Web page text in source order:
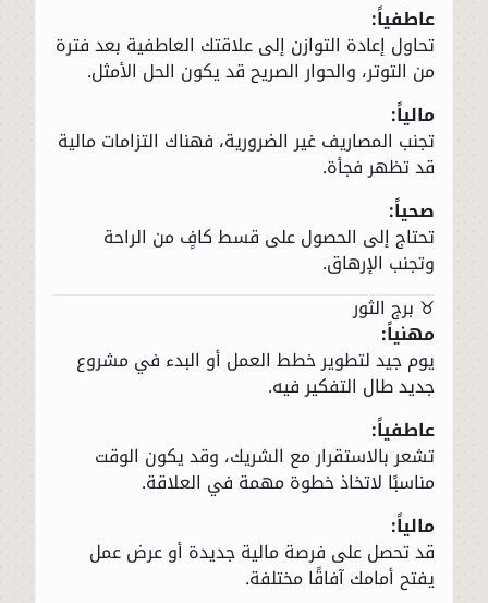
عاطفياً:
تحاول إعادة التوازن إلى علاقتك العاطفية بعد فترة
من التوتر، والحوار الصريح قد يكون الحل الأمثل.
مالياً:
تجنب المصاريف غير الضرورية، فهناك التزامات مالية
قد تظهر فجأة.
صحياً:
تحتاج إلى الحصول على قسط كافٍ من الراحة
وتجنب الإرهاق.
♉ برج الثور
مهنياً:
يوم جيد لتطوير خطط العمل أو البدء في مشروع
جديد طال التفكير فيه.
عاطفياً:
تشعر بالاستقرار مع الشريك، وقد يكون الوقت
مناسبًا لاتخاذ خطوة مهمة في العلاقة.
مالياً:
قد تحصل على فرصة مالية جديدة أو عرض عمل
يفتح أمامك آفاقًا مختلفة.